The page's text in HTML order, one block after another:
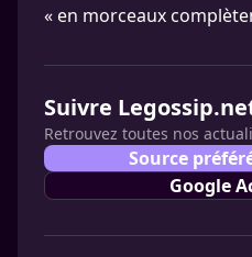
« en morceaux
Suivre
Retrouvez toutes nos
Source
Google